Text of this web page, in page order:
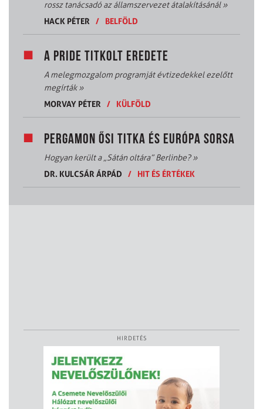
rossz tanácsadó az államszervezet átalakításánál»
HACK PÉTER
/ BELFÖLD
A PRIDE TITKOLT EREDETE
A melegmozgalom programját évtizedekkel ezelőtt
megírták»
MORVAY PÉTER
/ KÜLFÖLD
PERGAMON ŐSI TITKA ÉS EURÓPA SORSA
Hogyan került a „Sátán oltára” Berlinbe?»
DR. KULCSÁR ÁRPÁD
/ HIT ÉS ÉRTÉKEK
HIRDETÉS